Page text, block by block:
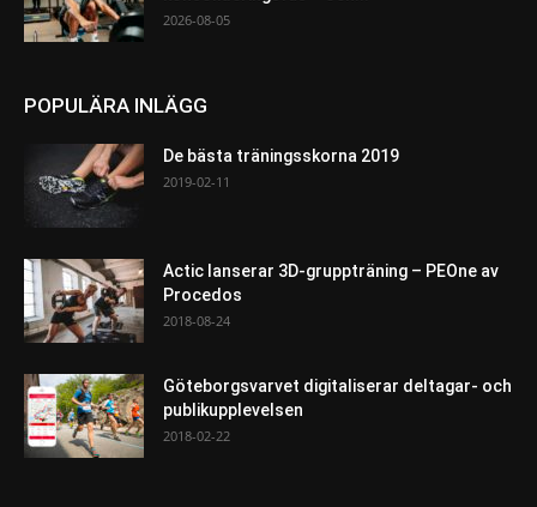
2026-08-05
POPULÄRA INLÄGG
De bästa träningsskorna 2019
2019-02-11
Actic lanserar 3D-gruppträning – PEOne av
Procedos
2018-08-24
Göteborgsvarvet digitaliserar deltagar- och
publikupplevelsen
2018-02-22